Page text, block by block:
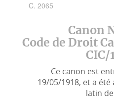
Ressources
C. 2065
Canon
Code de Droit
CIC/
Ce canon est
19/05/1918, et a
latin